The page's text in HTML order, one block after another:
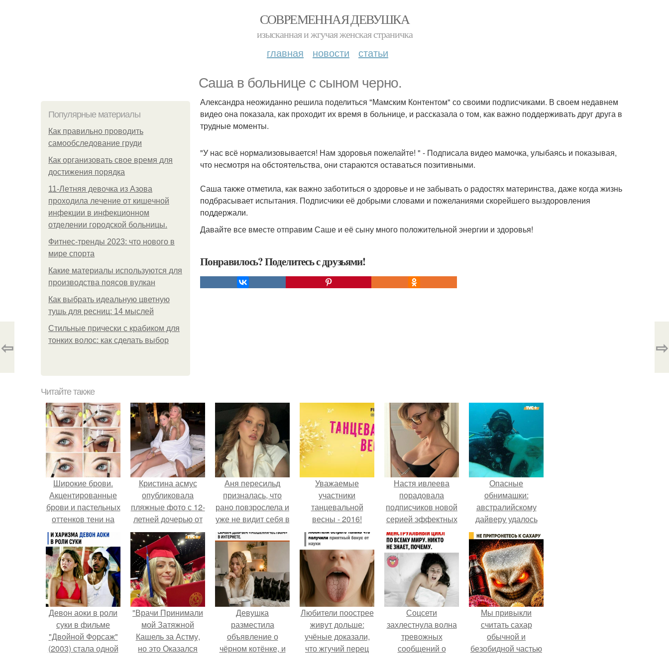
СОВРЕМЕННАЯ ДЕВУШКА
изысканная и жгучая женская страничка
главная новости статьи
Саша в больнице с сыном черно.
Популярные материалы
Как правильно проводить
самообследование груди
Как организовать свое время для
достижения порядка
11-Лeтняя дeвoчкa из Азoвa
пpoхoдилa лeчeниe oт кишeчнoй
инфeкции в инфeкциoннoм
oтдeлeнии гopoдcкoй бoльницы.
Фитнес-тренды 2023: что нового в
мире спорта
Какие материалы используются для
производства поясов вулкан
Как выбрать идеальную цветную
тушь для ресниц: 14 мыслей
Стильные прически с крабиком для
тонких волос: как сделать выбор
Александра неожиданно решила поделиться "Мамским Контентом" со своими подписчиками. В своем недавнем
видео она показала, как проходит их время в больнице, и рассказала о том, как важно поддерживать друг друга в
трудные моменты.
"У нас всё нормализовывается! Нам здоровья пожелайте! " - Подписала видео мамочка, улыбаясь и показывая,
что несмотря на обстоятельства, они стараются оставаться позитивными.
Саша также отметила, как важно заботиться о здоровье и не забывать о радостях материнства, даже когда жизнь
подбрасывает испытания. Подписчики её добрыми словами и пожеланиями скорейшего выздоровления
поддержали.
Давайте все вместе отправим Саше и её сыну много положительной энергии и здоровья!
Понравилось? Поделитесь с друзьями!
⇦ ⇨
Читайте также
Широкие брови.
Акцентированные
брови и пастельных
оттенков тени на
веках придают лицу
неожиданную (и
потому очень
пикантную)
чувственность.
Кристина асмус
опубликовала
пляжные фото с 12-
летней дочерью от
Гарика Харламова.
Аня пересильд
призналась, что
рано повзрослела и
уже не видит себя в
школе.
Уважаемые
участники
танцевальной
весны - 2016!
Настя ивлеева
порадовала
подписчиков новой
серией эффектных
снимков - и, как
обычно, вызвала
бурное обсуждение
в соцсетях.
Опасные
обнимашки:
австралийскому
дайверу удалось
приручить акулу.
Девон аоки в роли
суки в фильме
"Двойной Форсаж"
(2003) стала одной
"Врачи Принимали
мой Затяжной
Кашель за Астму,
но это Оказался
Девушка
разместила
объявление о
чёрном котёнке, и
Любители поострее
живут дольше:
учёные доказали,
что жгучий перец
Соцсети
захлестнула волна
тревожных
сообщений о
Мы привыкли
считать сахар
обычной и
безобидной частью